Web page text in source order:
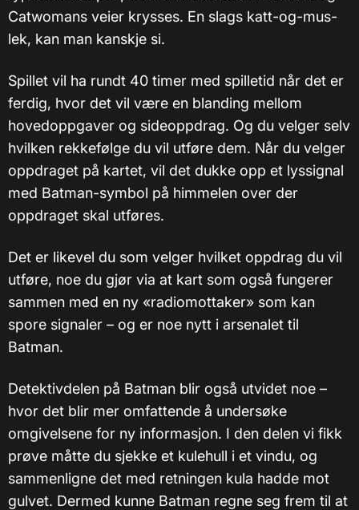
Catwomans veier krysses. En slags katt-og-mus-
lek, kan man kanskje si.
Spillet vil ha rundt 40 timer med spilletid når det er
ferdig, hvor det vil være en blanding mellom
hovedoppgaver og sideoppdrag. Og du velger selv
hvilken rekkefølge du vil utføre dem. Når du velger
oppdraget på kartet, vil det dukke opp et lyssignal
med Batman-symbol på himmelen over der
oppdraget skal utføres.
Det er likevel du som velger hvilket oppdrag du vil
utføre, noe du gjør via at kart som også fungerer
sammen med en ny «radiomottaker» som kan
spore signaler – og er noe nytt i arsenalet til
Batman.
Detektivdelen på Batman blir også utvidet noe –
hvor det blir mer omfattende å undersøke
omgivelsene for ny informasjon. I den delen vi fikk
prøve måtte du sjekke et kulehull i et vindu, og
sammenligne det med retningen kula hadde mot
gulvet. Dermed kunne Batman regne seg frem til at